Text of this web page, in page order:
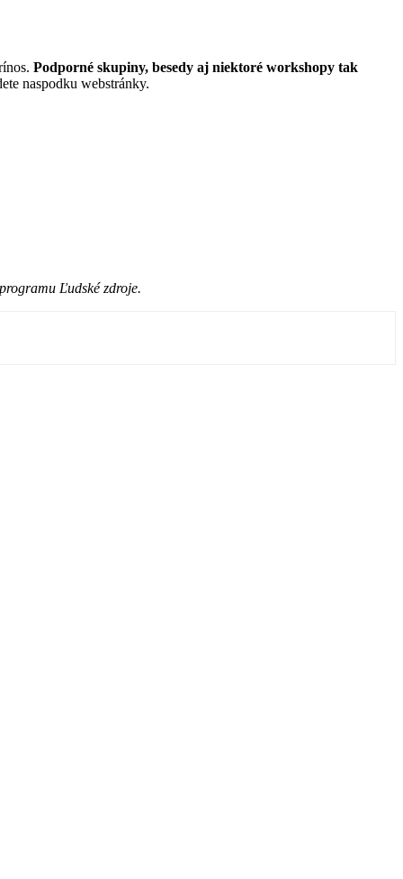
Podporné skupiny, besedy aj niektoré workshopy tak
naspodku webstránky.
Ľudské zdroje.